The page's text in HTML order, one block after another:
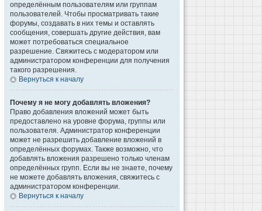
определённым пользователям или группам
пользователей. Чтобы просматривать такие
форумы, создавать в них темы и оставлять
сообщения, совершать другие действия, вам
может потребоваться специальное
разрешение. Свяжитесь с модератором или
администратором конференции для получения
такого разрешения.
Вернуться к началу
Почему я не могу добавлять вложения?
Право добавления вложений может быть
предоставлено на уровне форума, группы или
пользователя. Администратор конференции
может не разрешить добавление вложений в
определённых форумах. Также возможно, что
добавлять вложения разрешено только членам
определённых групп. Если вы не знаете, почему
не можете добавлять вложения, свяжитесь с
администратором конференции.
Вернуться к началу